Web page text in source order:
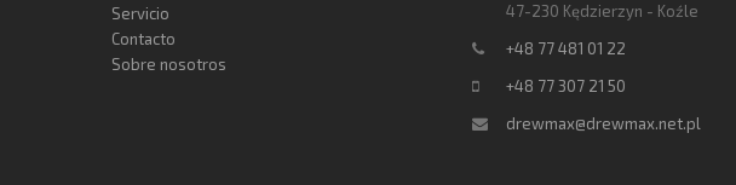
Servicio
Contacto
Sobre nosotros
47-230 Kędzierzyn - Koźle
+48 77 481 01 22
+48 77 307 21 50
drewmax@drewmax.net.pl